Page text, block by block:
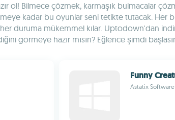
ol! Bilmece çözmek, karmaşık bulmacalar
kadar bu oyunlar seni tetikte tutacak. Her
her duruma mükemmel kılar. Uptodown'dan
görmeye hazır mısın? Eğlence şimdi
Funny
Astatix Software